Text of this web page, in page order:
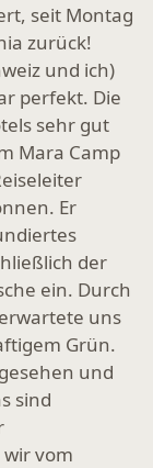
seit Montag
zurück!
und ich)
perfekt. Die
sehr gut
Mara Camp
Er
der
ein. Durch
uns
Grün.
und
sind
vom